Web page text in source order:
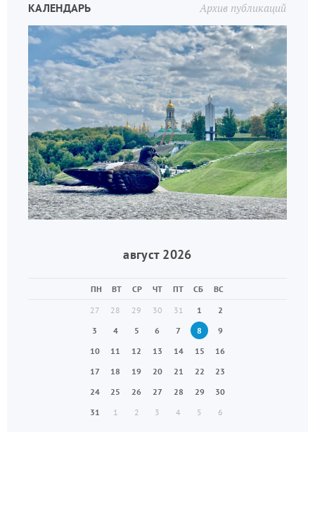
Архив публикаций
КАЛЕНДАРЬ
август 2026
ПН ВТ СР ЧТ ПТ СБ
ВС
27
28 29 30 31 1
2
3
4 5 6 7 8
9
10
11 12 13 14 15
16
17
18 19 20 21 22
23
24
25 26 27 28 29
30
31
1 2 3 4 5 6